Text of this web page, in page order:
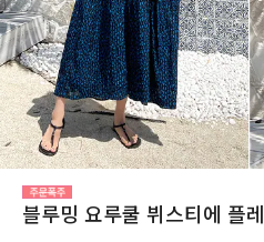
블루밍 요루쿨 뷔스티에 플